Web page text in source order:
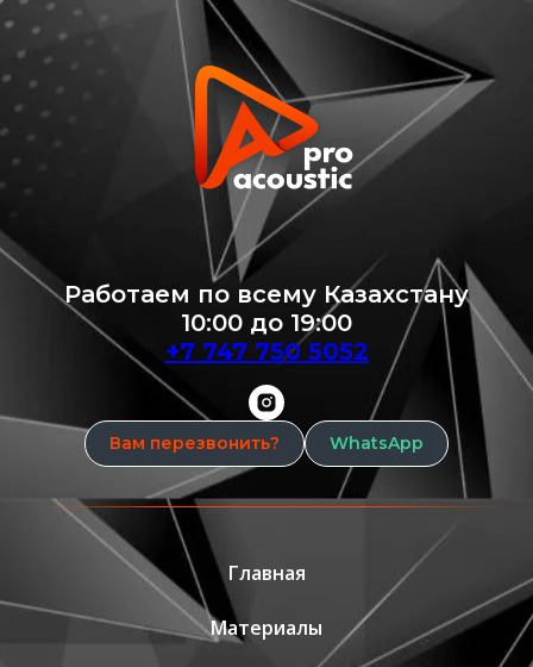
Работаем по всему Казахстану
10:00 до 19:00
+7 747 750 5052
Вам перезвонить? WhatsApp
Главная
Материалы